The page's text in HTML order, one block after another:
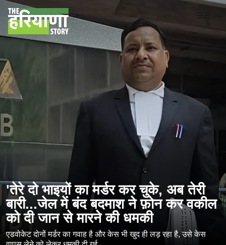
'तेरे दो भाइयों का मर्डर कर चुके, अब तेरी
बारी...जेल में बंद बदमाश ने फ़ोन कर वकील
को दी जान से मारने की धमकी
एडवोकेट दोनों मर्डर का गवाह है और केस भी खुद ही लड़ रहा है, उसे केस